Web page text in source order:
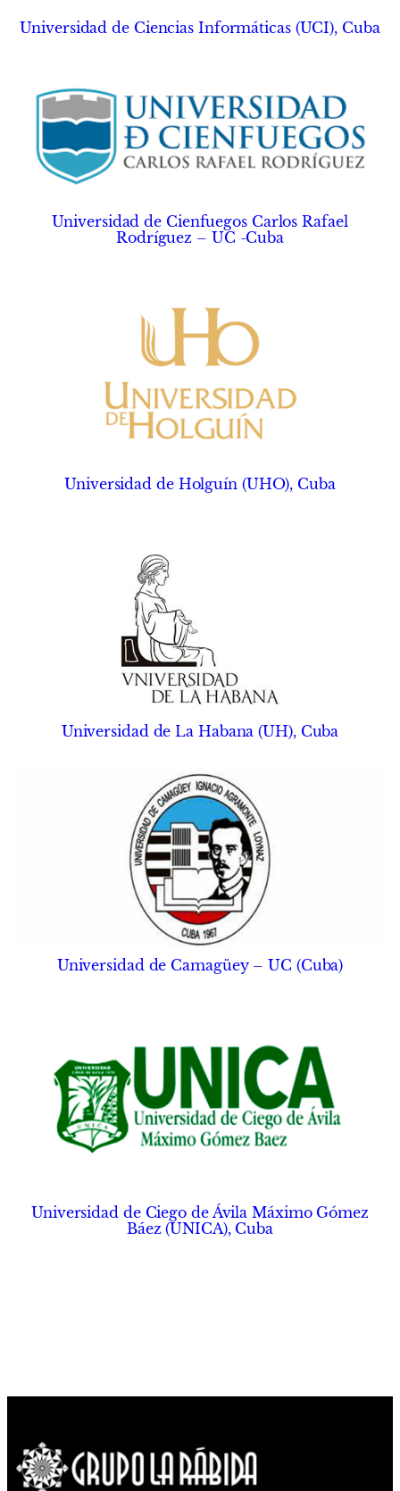
Universidad de Ciencias Informáticas (UCI), Cuba
Universidad de Cienfuegos Carlos Rafael
Rodríguez – UC -Cuba
Universidad de Holguín (UHO), Cuba
Universidad de La Habana (UH), Cuba
Universidad de Camagüey – UC (Cuba)
Universidad de Ciego de Ávila Máximo Gómez
Báez (UNICA), Cuba